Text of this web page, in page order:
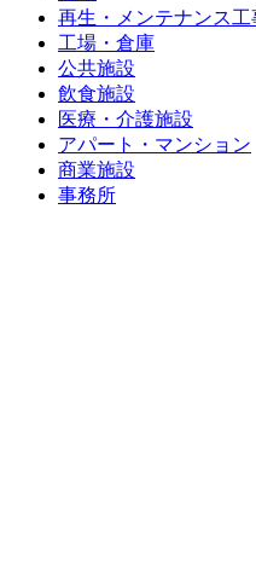
再生・メンテナンス工
工場・倉庫
公共施設
飲食施設
医療・介護施設
アパート・マンション
商業施設
事務所